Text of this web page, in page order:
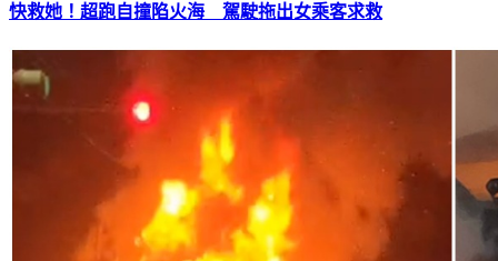
快救她！超跑自撞陷火海 駕駛拖出女乘客求救